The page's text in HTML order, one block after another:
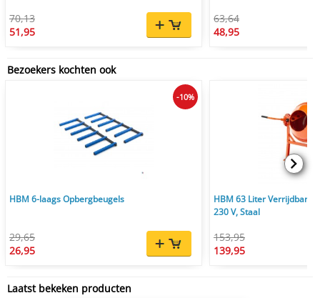
70,13
51,95
63,64
48,95
Bezoekers kochten ook
HBM 6-laags Opbergbeugels
29,65
26,95
-10%
HBM 63 Liter Verrijdbare
230 V, Staal
153,95
139,95
Laatst bekeken producten